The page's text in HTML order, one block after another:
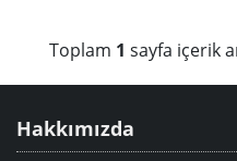
Toplam 1 sayfa içerik
Hakkımızda